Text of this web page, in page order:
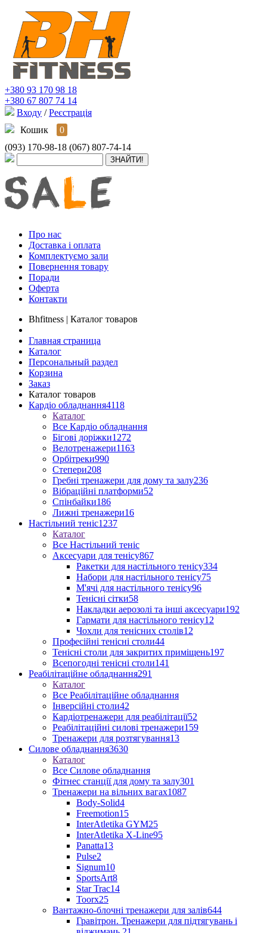
+380 93 170 98 18
+380 67 807 74 14
Входу / Реєстрація
Кошик
0
(093) 170-98-18 (067) 807-74-14
Про нас
Доставка і оплата
Комплектуємо зали
Повернення товару
Поради
Оферта
Контакти
Bhfitness | Каталог товаров
Главная страница
Каталог
Персональный раздел
Корзина
Заказ
Каталог товаров
Кардіо обладнання4118
Каталог
Все Кардіо обладнання
Бігові доріжки1272
Велотренажери1163
Орбітреки990
Степери208
Гребні тренажери для дому та залу236
Вібраційні платформи52
Спінбайки186
Лижні тренажери16
Настільний теніс1237
Каталог
Все Настільний теніс
Аксесуари для тенісу867
Ракетки для настільного тенісу334
Набори для настільного тенісу75
М'ячі для настільного тенісу96
Тенісні сітки58
Накладки аерозолі та інші аксесуари192
Гармати для настільного тенісу12
Чохли для тенісних столів12
Професійні тенісні столи44
Тенісні столи для закритих приміщень197
Всепогодні тенісні столи141
Реабілітаційне обладнання291
Каталог
Все Реабілітаційне обладнання
Інверсійні столи42
Кардіотренажери для реабілітації52
Реабілітаційні силові тренажери159
Тренажери для розтягування13
Силове обладнання3630
Каталог
Все Силове обладнання
Фітнес станції для дому та залу301
Тренажери на вільних вагах1087
Body-Solid4
Freemotion15
InterAtletika GYM25
InterAtletika X-Line95
Panatta13
Pulse2
Signum10
SportsArt8
Star Trac14
Toorx25
Вантажно-блочні тренажери для залів644
Гравітрон. Тренажери для підтягувань і